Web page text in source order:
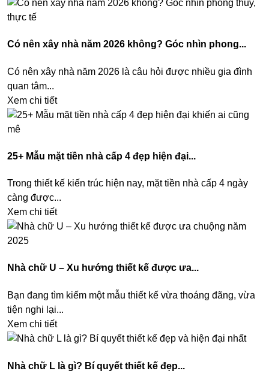
Có nên xây nhà năm 2026 không? Góc nhìn phong...
Có nên xây nhà năm 2026 là câu hỏi được nhiều gia đình
quan tâm...
Xem chi tiết
25+ Mẫu mặt tiền nhà cấp 4 đẹp hiện đại...
Trong thiết kế kiến trúc hiện nay, mặt tiền nhà cấp 4 ngày
càng được...
Xem chi tiết
Nhà chữ U – Xu hướng thiết kế được ưa...
Bạn đang tìm kiếm một mẫu thiết kế vừa thoáng đãng, vừa
tiện nghi lại...
Xem chi tiết
Nhà chữ L là gì? Bí quyết thiết kế đẹp...